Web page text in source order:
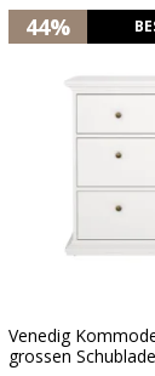
44%
Venedig
grossen